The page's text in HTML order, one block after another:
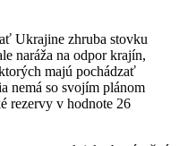
Ukrajine zhruba stovku
naráža na odpor krajín,
majú pochádzať
nemá so svojím plánom
rezervy v hodnote 26